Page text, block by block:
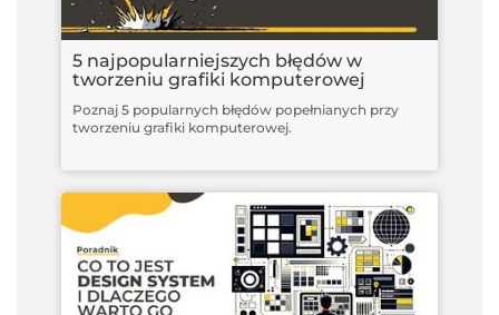
5 najpopularniejszych błędów w
tworzeniu grafiki komputerowej
Poznaj 5 popularnych błędów popełnianych przy
tworzeniu grafiki komputerowej.